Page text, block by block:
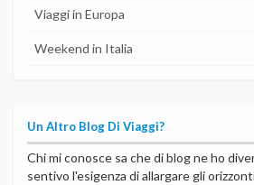
Viaggi in Europa
Weekend in Italia
Un Altro Blog Di Viaggi?
Chi mi conosce sa che di blog ne ho
sentivo l'esigenza di allargare gli